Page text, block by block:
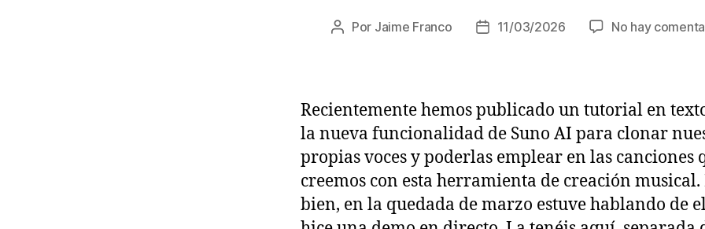
Autor
Por Jaime Franco
Fecha11/03/2026 No hay
Recientemente hemos publicado un tutorial en
la nueva funcionalidad de Suno AI para clonar
propias voces y poderlas emplear en las canciones
creemos con esta herramienta de creación musical.
bien, en la quedada de marzo estuve hablando de